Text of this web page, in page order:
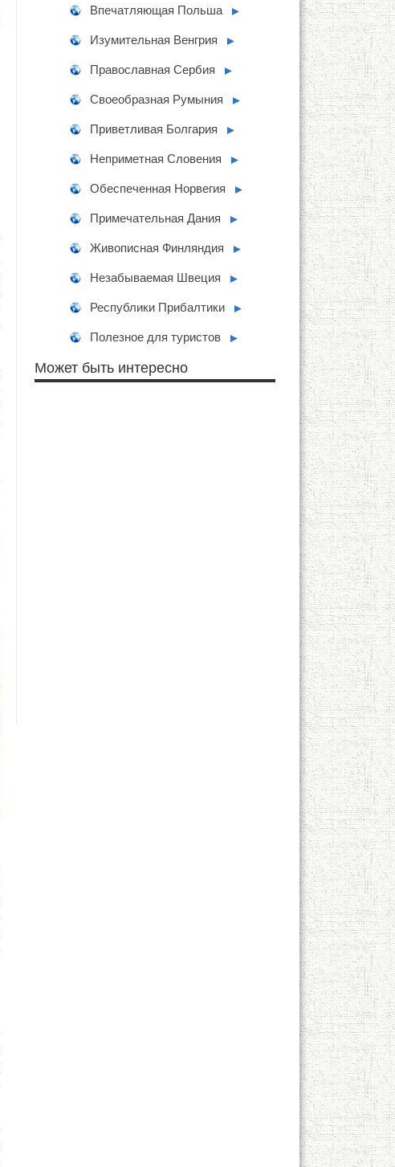
Впечатляющая Польша ►
Изумительная Венгрия ►
Православная Сербия ►
Своеобразная Румыния ►
Приветливая Болгария ►
Неприметная Словения ►
Обеспеченная Норвегия ►
Примечательная Дания ►
Живописная Финляндия ►
Незабываемая Швеция ►
Республики Прибалтики ►
Полезное для туристов ►
Может быть интересно